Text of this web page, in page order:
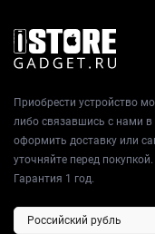
Приобрести устройство
либо связавшись с нами в
оформить доставку или
уточняйте перед
Гарантия 1 год.